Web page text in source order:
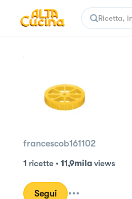
francescob161102
1 ricette• 11,9mila views
Segui